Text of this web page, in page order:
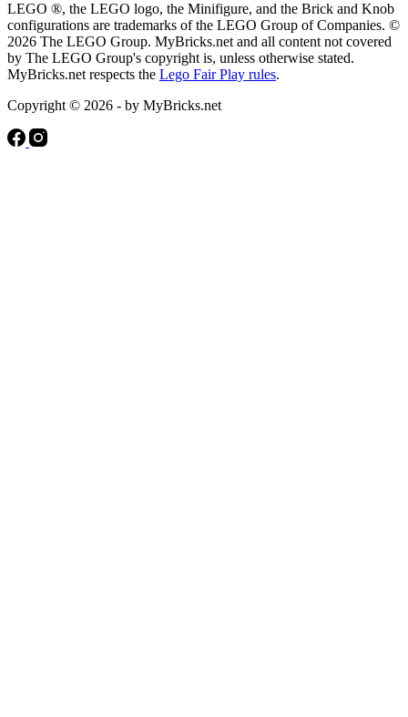
LEGO ®, the LEGO logo, the Minifigure, and the Brick and Knob
configurations are trademarks of the LEGO Group of Companies. ©
2026 The LEGO Group. MyBricks.net and all content not covered
by The LEGO Group's copyright is, unless otherwise stated.
MyBricks.net respects the Lego Fair Play rules.
Copyright © 2026 - by MyBricks.net